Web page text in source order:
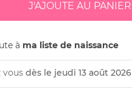
à ma liste de naissance
vous dès le jeudi 13 août 2026